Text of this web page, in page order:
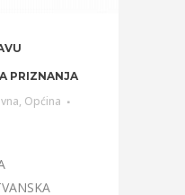
PRIZNANJA
, Općina